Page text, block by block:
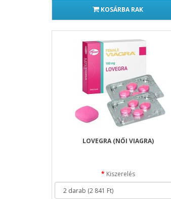
KOSÁRBA RAK
LOVEGRA (NŐI VIAGRA)
Kiszerelés